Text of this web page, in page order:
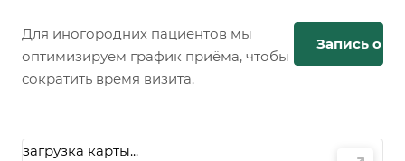
Для иногородних пациентов мы
оптимизируем график приёма, чтобы
сократить время визита.
Запись
загрузка карты...